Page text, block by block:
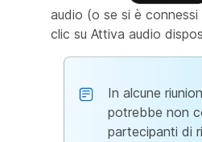
audio (o se si è
clic su Attiva audio
In alcune
potrebbe non
partecipanti di